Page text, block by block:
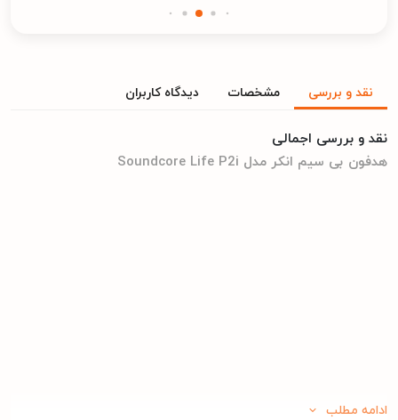
نقد و بررسی مشخصات دیدگاه کاربران
نقد و بررسی اجمالی
هدفون بی سیم انکر مدل Soundcore Life P2i
ادامه مطلب